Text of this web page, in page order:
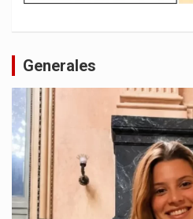
Generales